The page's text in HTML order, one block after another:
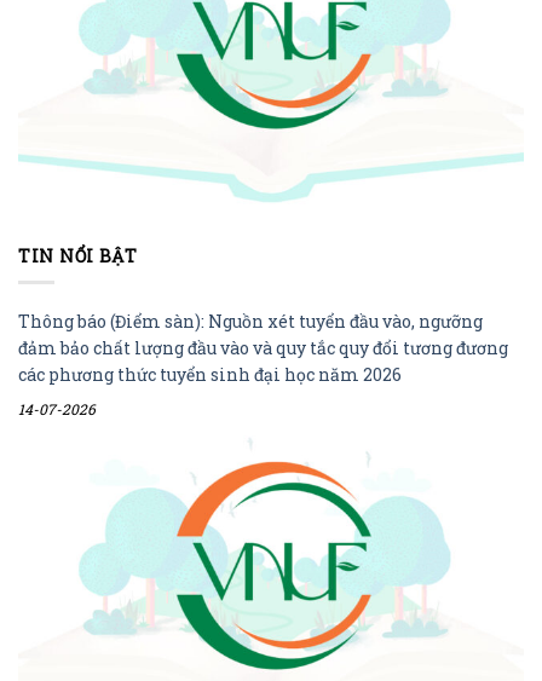
TIN NỔI BẬT
Thông báo (Điểm sàn): Nguồn xét tuyển đầu vào, ngưỡng
đảm bảo chất lượng đầu vào và quy tắc quy đổi tương đương
các phương thức tuyển sinh đại học năm 2026
14-07-2026